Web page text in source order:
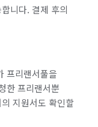
니다. 결제 후의
프리랜서풀을
한 프리랜서뿐
지원서도 확인할